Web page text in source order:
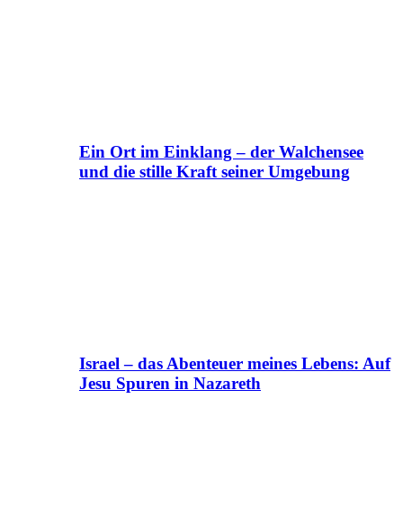
Ein Ort im Einklang – der Walchensee
und die stille Kraft seiner Umgebung
Israel – das Abenteuer meines Lebens: Auf
Jesu Spuren in Nazareth